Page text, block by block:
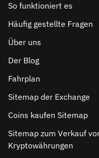
So funktioniert es
Häufig gestellte Fragen
Über uns
Der Blog
Fahrplan
Sitemap der Exchange
Coins kaufen Sitemap
Sitemap zum Verkauf
Kryptowährungen